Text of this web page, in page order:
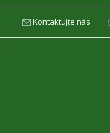
Kontaktujte nás